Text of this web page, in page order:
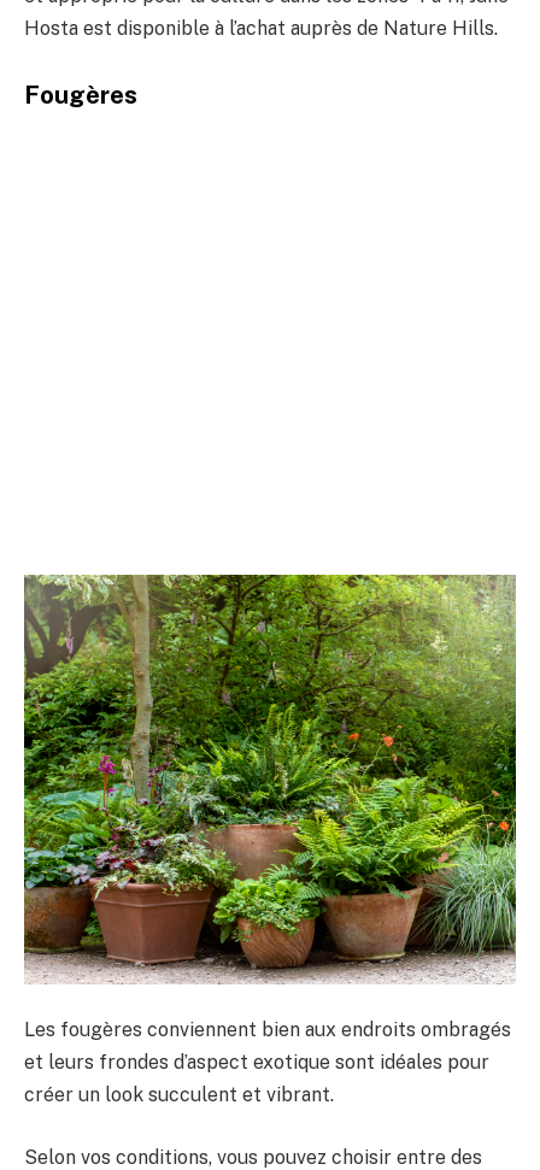
Hosta est disponible à l’achat auprès de Nature Hills.
Fougères
Les fougères conviennent bien aux endroits ombragés
et leurs frondes d’aspect exotique sont idéales pour
créer un look succulent et vibrant.
Selon vos conditions, vous pouvez choisir entre des